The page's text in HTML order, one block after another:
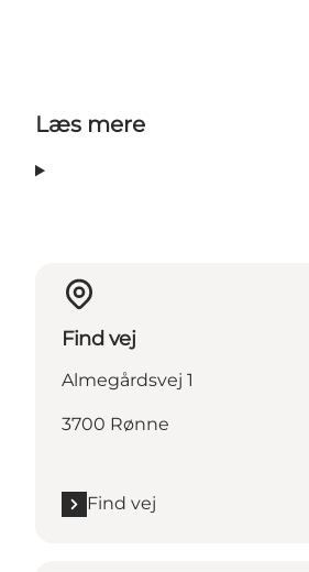
Læs mere
Find vej
Almegårdsvej 1
3700 Rønne
Find vej